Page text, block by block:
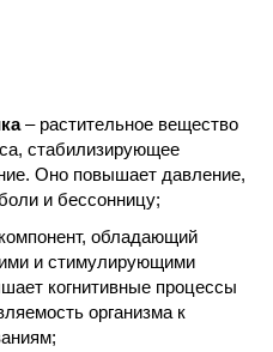
– растительное вещество
стабилизирующее
Оно повышает давление,
и бессонницу;
обладающий
и стимулирующими
когнитивные процессы
организма к